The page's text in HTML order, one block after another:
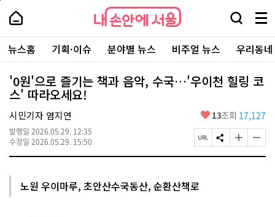
본
로
가
내
손
안
에
서
울
-
서
울
시
대
표
소
통
포
내
손
에
울
검
창
열
기
메
뉴
전
체
보
기
주
요
서
뉴스홈 기획·이슈 분야별 뉴스 비주얼 뉴스 우리동
'0원'으로 즐기는 책과 음악, 수국…'우이천 힐링 코
스' 따라오세요!
시민기자 염지연
발행일 2026.05.29. 12:35
수정일 2026.05.29. 15:50
좋
요
13조회 17,127
페
이
S
N
글
자
글
자
노원 우이마루, 초안산수국동산, 순환산책로
페
상
단
로